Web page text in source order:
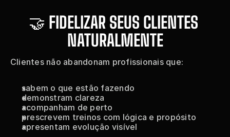
🤝 FIDELIZAR SEUS CLIENTES
NATURALMENTE
Clientes não abandonam profissionais que:
sabem o que estão fazendo
demonstram clareza
acompanham de perto
prescrevem treinos com lógica e propósito
apresentam evolução visível